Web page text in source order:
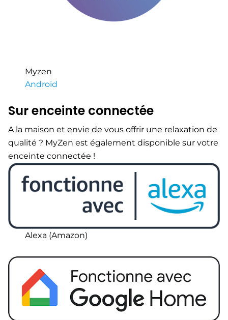
Myzen
Android
Sur enceinte connectée
A la maison et envie de vous offrir une relaxation de
qualité ? MyZen est également disponible sur votre
enceinte connectée !
Alexa (Amazon)